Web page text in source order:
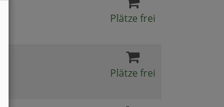
Plätze frei
Plätze frei